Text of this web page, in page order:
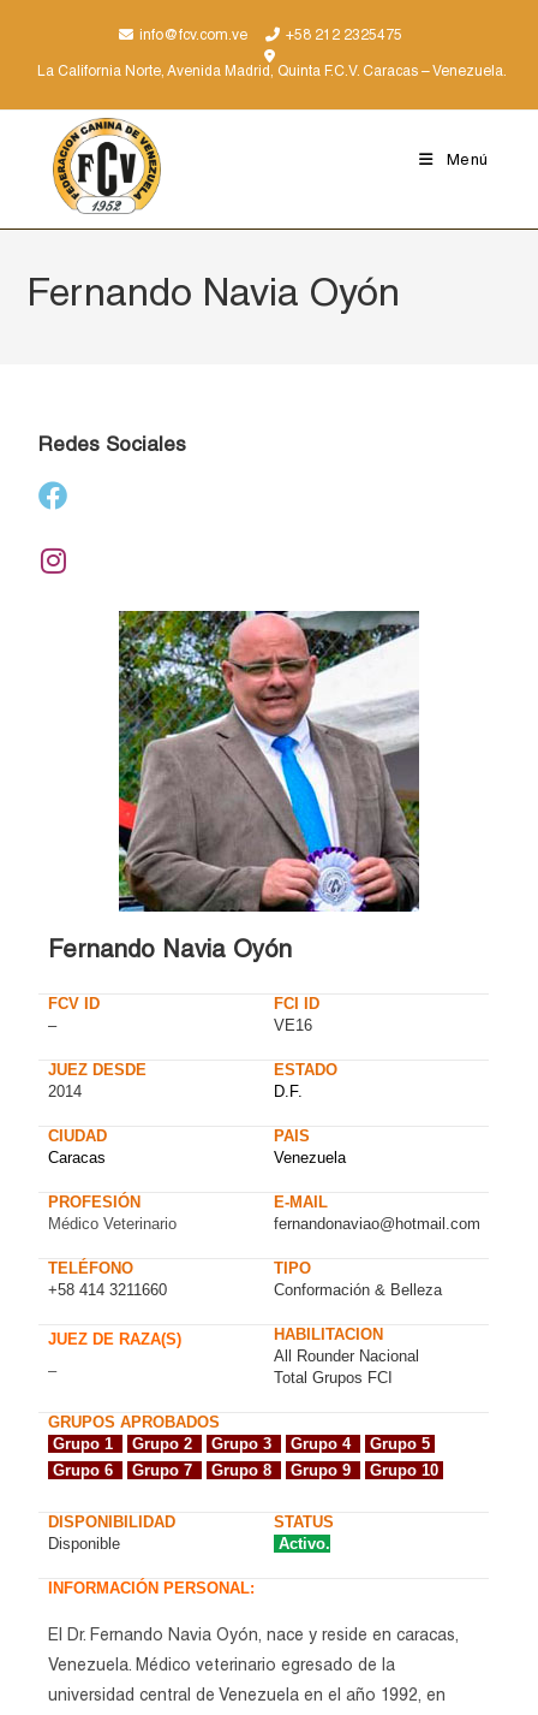
info@fcv.com.ve +58 212 2325475
La California Norte, Avenida Madrid, Quinta F.C.V. Caracas – Venezuela.
Menú
Fernando Navia Oyón
Redes Sociales
Fernando Navia Oyón
FCV ID
–
FCI ID
VE16
JUEZ DESDE
2014
ESTADO
D.F.
CIUDAD
Caracas
PAIS
Venezuela
PROFESIÓN
Médico Veterinario
E-MAIL
fernandonaviao@hotmail.com
TELÉFONO
+58 414 3211660
TIPO
Conformación & Belleza
JUEZ DE RAZA(S)
–
HABILITACION
All Rounder Nacional
Total Grupos FCI
GRUPOS APROBADOS
Grupo 1
Grupo 2 Grupo 3 Grupo 4
Grupo 5
Grupo 6
Grupo 7 Grupo 8 Grupo 9 Grupo 10
DISPONIBILIDAD
Disponible
STATUS
Activo.
INFORMACIÓN PERSONAL:
El Dr. Fernando Navia Oyón, nace y reside en caracas,
Venezuela. Médico veterinario egresado de la
universidad central de Venezuela en el año 1992, en